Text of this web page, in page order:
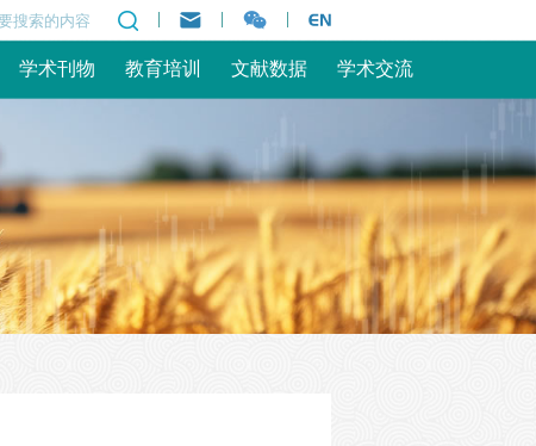
学术刊物 教育培训 文献数据 学术交流